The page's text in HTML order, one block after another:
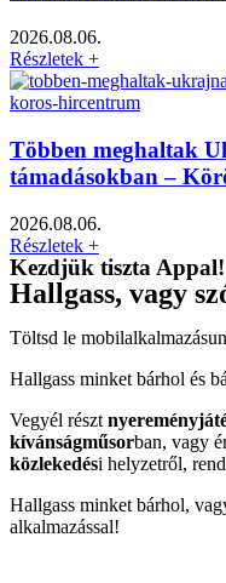
2026.08.06.
Részletek +
Többen meghaltak
támadásokban –
2026.08.06.
Részletek +
Kezdjük tiszta Appal!
Hallgass, vagy
Töltsd le
Hallgass minket bárhol és
Vegyél részt
kívánságműsorban, vagy
közlekedési helyzetről,
Hallgass minket bárhol,
alkalmazással!